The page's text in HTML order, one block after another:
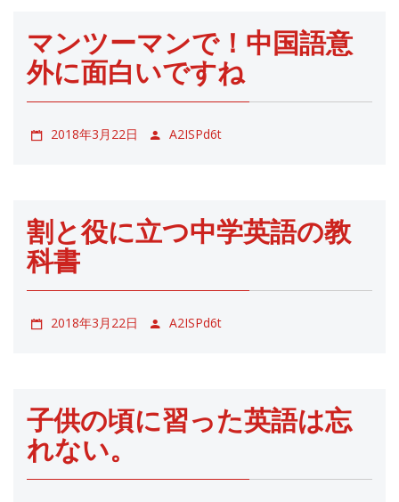
マンツーマンで！中国語意
外に面白いですね
2018年3月22日 A2ISPd6t
割と役に立つ中学英語の教
科書
2018年3月22日 A2ISPd6t
子供の頃に習った英語は忘
れない。